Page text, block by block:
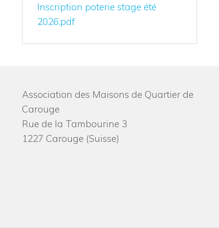
Inscription poterie stage été
2026.pdf
Association des Maisons de Quartier de
Carouge
Rue de la Tambourine 3
1227 Carouge (Suisse)